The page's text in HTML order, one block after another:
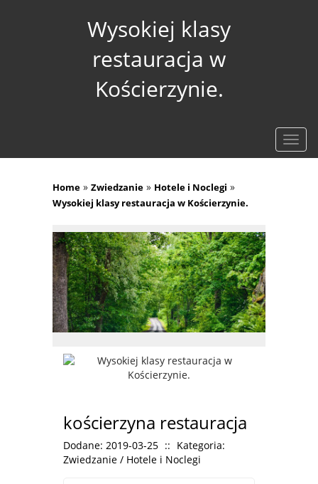
Wysokiej klasy
restauracja w
Kościerzynie.
Home » Zwiedzanie » Hotele i Noclegi »
Wysokiej klasy restauracja w Kościerzynie.
kościerzyna restauracja
Dodane: 2019-03-25 :: Kategoria:
Zwiedzanie / Hotele i Noclegi